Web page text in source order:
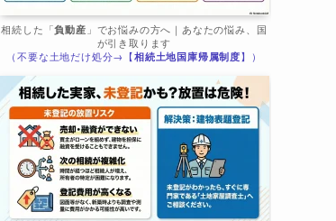
相続した「負動産 」でお悩みの方へ｜あなたの悩み、国
が引き取ります
（不要な土地だけ処分→【相続土地国庫帰属制度】）